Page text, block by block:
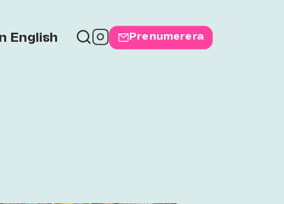
In English Prenumerera